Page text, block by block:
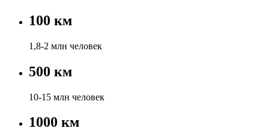
100 км
1,8-2 млн человек
500 км
10-15 млн человек
1000 км